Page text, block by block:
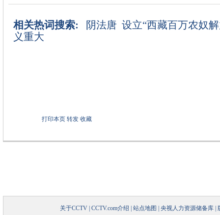
相关热词搜索: 阴法唐 设立“西藏百万农奴
义重大
打印本页 转发 收藏
关于CCTV CCTV.com介绍 站点地图 央视人力资源储备库